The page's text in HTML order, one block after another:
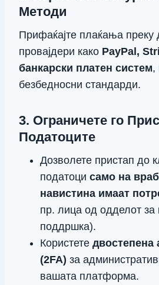
Методи
Прифаќајте плаќања преку
провајдери како PayPal,
банкарски платен систем,
безбедносни стандарди.
3. Ограничете го
Податоците
Дозволете пристап до
податоци само на
навистина имаат
пр. лица од одделот за
поддршка).
Користете двостепена
(2FA) за
вашата платформа.